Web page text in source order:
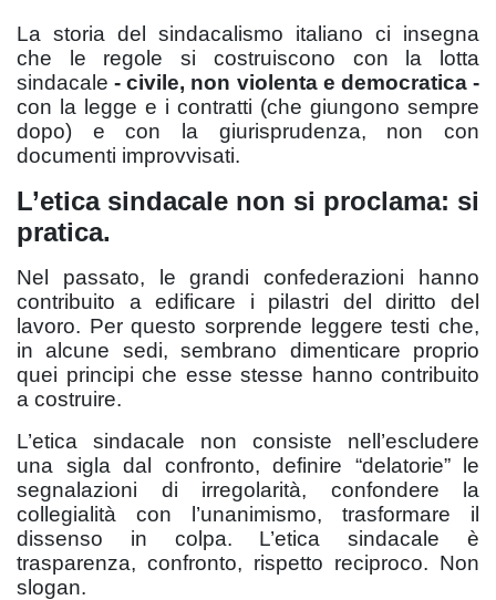
La storia del sindacalismo italiano ci insegna
che le regole si costruiscono con la lotta
sindacale- civile, non violenta e democratica -
con la legge e i contratti (che giungono sempre
dopo) e con la giurisprudenza, non con
documenti improvvisati.
L’etica sindacale non si proclama: si
pratica.
Nel passato, le grandi confederazioni hanno
contribuito a edificare i pilastri del diritto del
lavoro. Per questo sorprende leggere testi che,
in alcune sedi, sembrano dimenticare proprio
quei principi che esse stesse hanno contribuito
a costruire.
L’etica sindacale non consiste nell’escludere
una sigla dal confronto, definire “delatorie” le
segnalazioni di irregolarità, confondere la
collegialità con l’unanimismo, trasformare il
dissenso in colpa. L’etica sindacale è
trasparenza, confronto, rispetto reciproco. Non
slogan.